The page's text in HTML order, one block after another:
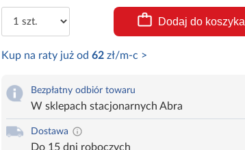
Dodaj do koszyka
Kup na raty już od 62zł/m-c >
Bezpłatny odbiór towaru
W sklepach stacjonarnych Abra
Dostawa
Do 15 dni roboczych